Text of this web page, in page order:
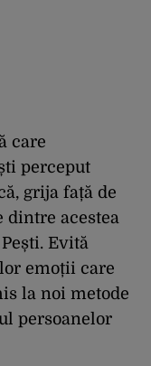
care
perceput
grija față de
acestea
Evită
emoții care
la noi metode
persoanelor